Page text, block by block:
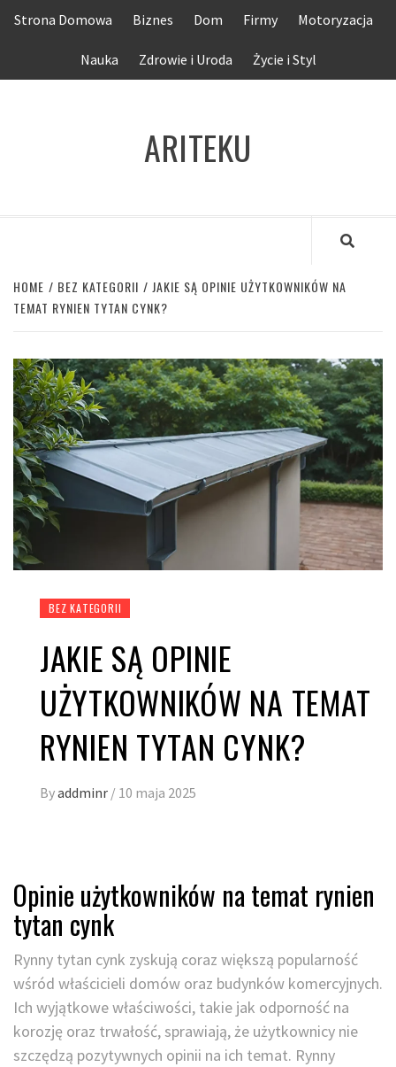
Strona Domowa Biznes Dom Firmy Motoryzacja
Nauka Zdrowie i Uroda Życie i Styl
ARITEKU
HOME BEZ KATEGORII
JAKIE SĄ OPINIE UŻYTKOWNIKÓW NA
TEMAT RYNIEN TYTAN CYNK?
BEZ KATEGORII
JAKIE SĄ OPINIE
UŻYTKOWNIKÓW NA TEMAT
RYNIEN TYTAN CYNK?
Byaddminr / 10 maja 2025
Opinie użytkowników na temat rynien
tytan cynk
Rynny tytan cynk zyskują coraz większą popularność
wśród właścicieli domów oraz budynków komercyjnych.
Ich wyjątkowe właściwości, takie jak odporność na
korozję oraz trwałość, sprawiają, że użytkownicy nie
szczędzą pozytywnych opinii na ich temat. Rynny